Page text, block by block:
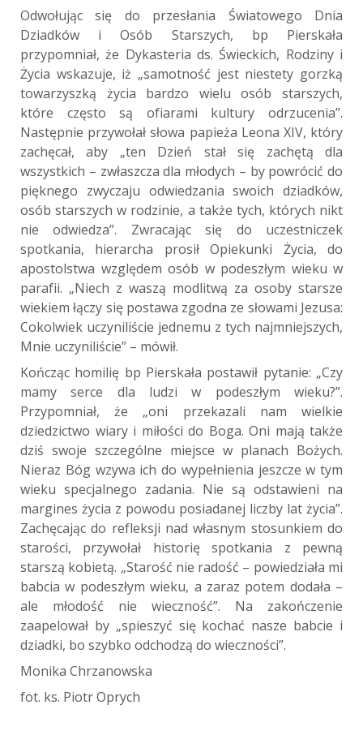
Odwołując się do przesłania Światowego Dnia
Dziadków i Osób Starszych, bp Pierskała
przypomniał, że Dykasteria ds. Świeckich, Rodziny i
Życia wskazuje, iż „samotność jest niestety gorzką
towarzyszką życia bardzo wielu osób starszych,
które często są ofiarami kultury odrzucenia”.
Następnie przywołał słowa papieża Leona XIV, który
zachęcał, aby „ten Dzień stał się zachętą dla
wszystkich – zwłaszcza dla młodych – by powrócić do
pięknego zwyczaju odwiedzania swoich dziadków,
osób starszych w rodzinie, a także tych, których nikt
nie odwiedza”. Zwracając się do uczestniczek
spotkania, hierarcha prosił Opiekunki Życia, do
apostolstwa względem osób w podeszłym wieku w
parafii. „Niech z waszą modlitwą za osoby starsze
wiekiem łączy się postawa zgodna ze słowami Jezusa:
Cokolwiek uczyniliście jednemu z tych najmniejszych,
Mnie uczyniliście” – mówił.
Kończąc homilię bp Pierskała postawił pytanie: „Czy
mamy serce dla ludzi w podeszłym wieku?”.
Przypomniał, że „oni przekazali nam wielkie
dziedzictwo wiary i miłości do Boga. Oni mają także
dziś swoje szczególne miejsce w planach Bożych.
Nieraz Bóg wzywa ich do wypełnienia jeszcze w tym
wieku specjalnego zadania. Nie są odstawieni na
margines życia z powodu posiadanej liczby lat życia”.
Zachęcając do refleksji nad własnym stosunkiem do
starości, przywołał historię spotkania z pewną
starszą kobietą. „Starość nie radość – powiedziała mi
babcia w podeszłym wieku, a zaraz potem dodała –
ale młodość nie wieczność”. Na zakończenie
zaapelował by „spieszyć się kochać nasze babcie i
dziadki, bo szybko odchodzą do wieczności”.
Monika Chrzanowska
fot. ks. Piotr Oprych